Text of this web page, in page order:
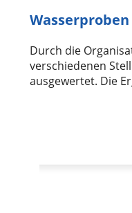
Durch die
verschiedenen
ausgewertet. Die